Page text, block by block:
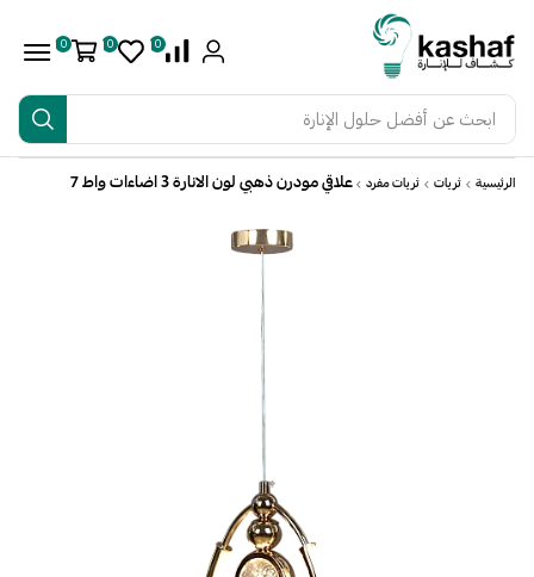
ابحث عن أفضل حلول الإنارة
0
0
0
الرئيسية ثريات ثريات مفرد علاقي مودرن ذهبي لون الانارة 3 اضاءات واط 7